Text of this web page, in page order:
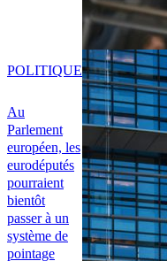
Au
Parlement
européen, les
eurodéputés
pourraient
bientôt
passer à un
système de
pointage
POLITIQUE